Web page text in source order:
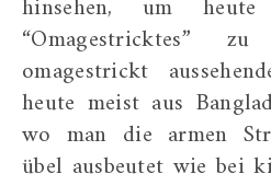
hinsehen, um
“Omagestricktes”
omagestrickt
heute meist aus
wo man die armen